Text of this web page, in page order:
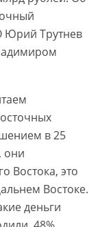
Юрий Трутнев
в 25
они
Востока, это
Востоке.
деньги